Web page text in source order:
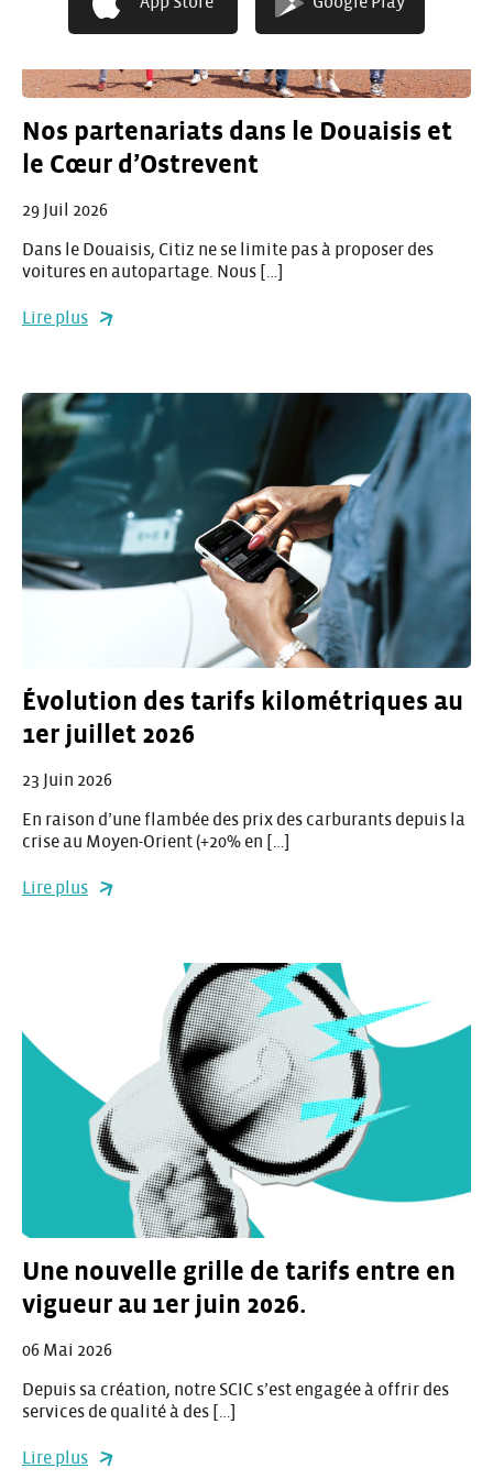
Nos partenariats dans le Douaisis et
le Cœur d’Ostrevent
29 Juil 2026
Dans le Douaisis, Citiz ne se limite pas à proposer des
voitures en autopartage. Nous […]
Lire plus
Évolution des tarifs kilométriques au
1er juillet 2026
23 Juin 2026
En raison d’une flambée des prix des carburants depuis la
crise au Moyen-Orient (+20% en […]
Lire plus
Une nouvelle grille de tarifs entre en
vigueur au 1er juin 2026.
06 Mai 2026
Depuis sa création, notre SCIC s’est engagée à offrir des
services de qualité à des […]
Lire plus